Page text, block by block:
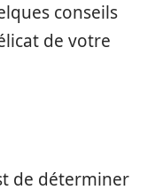
conseils
de votre
de déterminer